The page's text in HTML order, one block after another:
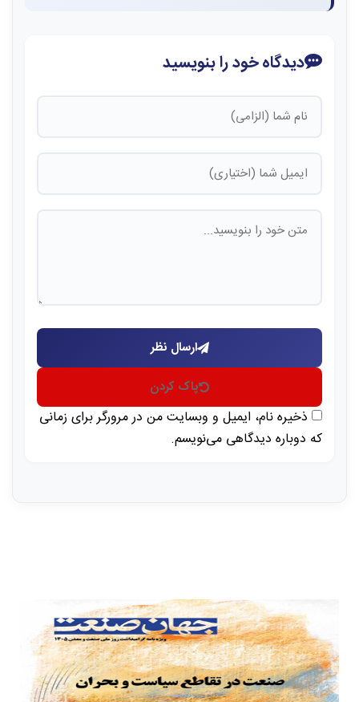
دیدگاه خود را بنویسید
ارسال نظر
پاک کردن
ذخیره نام، ایمیل و وبسایت من در مرورگر برای زمانی
که دوباره دیدگاهی می‌نویسم.